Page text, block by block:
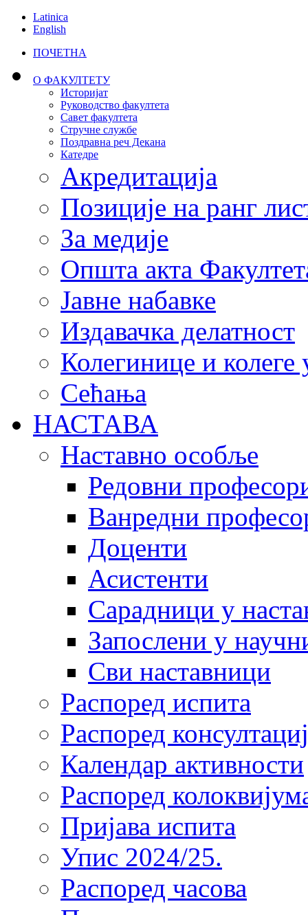
Latinica
English
ПОЧЕТНА
О ФАКУЛТЕТУ
Историјат
Руководство факултета
Савет факултета
Стручне службе
Поздравна реч Декана
Катедре
Акредитација
Позиције на ранг
За медије
Општа акта
Јавне набавке
Издавачка делатност
Колегинице и колеге
Сећања
НАСТАВА
Наставно особље
Редовни
Ванредни
Доценти
Асистенти
Сарадници у
Запослени у
Сви наставници
Распоред испита
Распоред
Календар активности
Распоред
Пријава испита
Упис 2024/25.
Распоред часова